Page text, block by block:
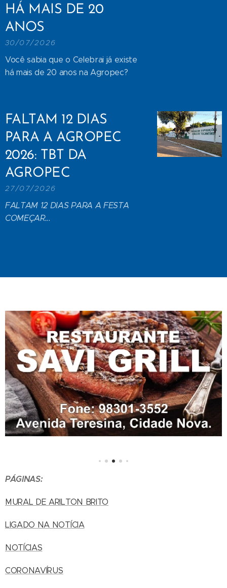
HÁ MAIS DE 20
ANOS
30/07/2026
Você sabia que o Celebrai já existe
há mais de 20 anos na Agropec?
FALTAM 12 DIAS
PARA A AGROPEC
2026: TBT DA
AGROPEC
27/07/2026
FALTAM 12 DIAS PARA A FESTA
COMEÇAR...
PÁGINAS:
MURAL DE ARILTON BRITO
LIGADO NA NOTÍCIA
NOTÍCIAS
CORONAVÍRUS